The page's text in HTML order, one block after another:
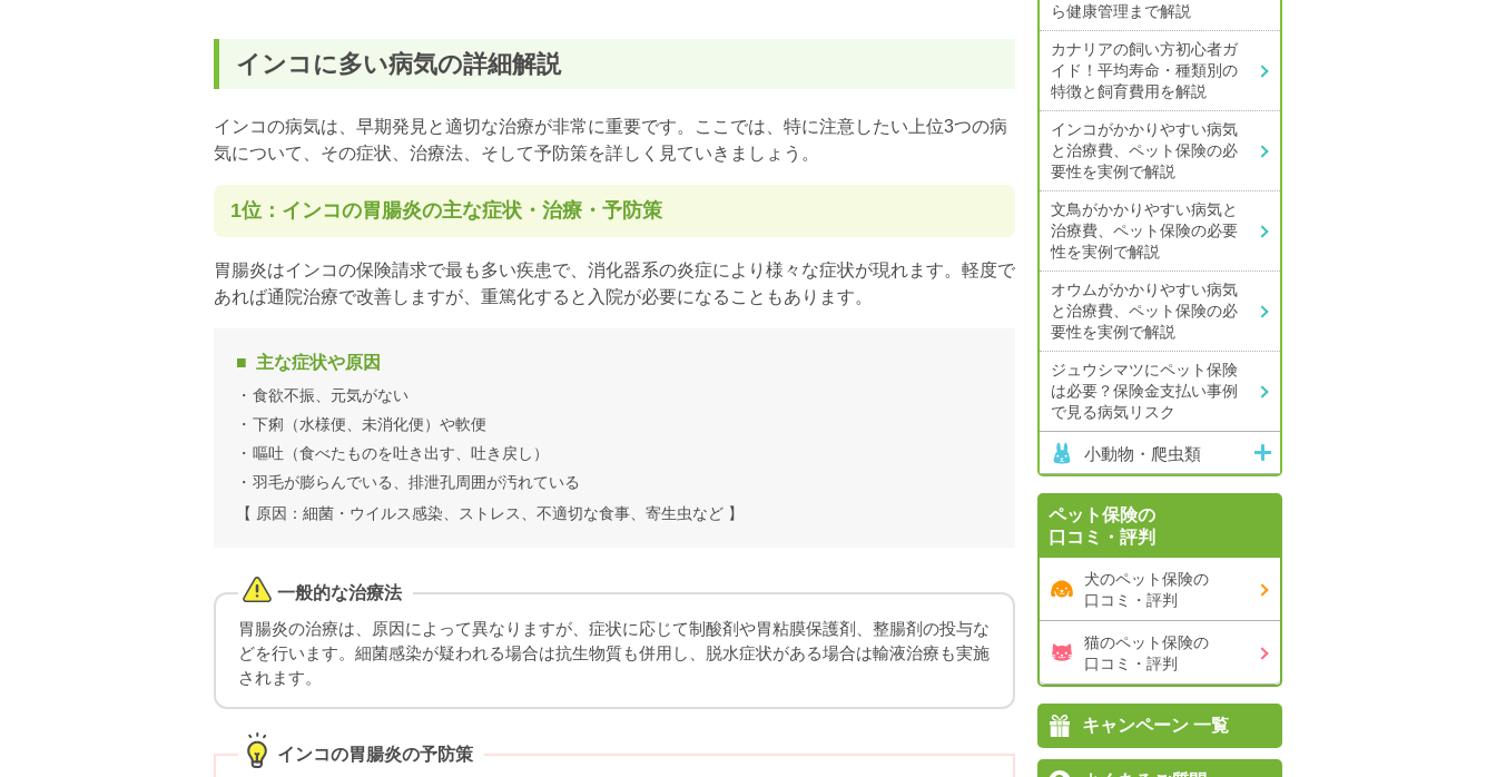
インコに多い病気の詳細解説
インコの病気は、早期発見と適切な治療が非常に重要です。ここでは、特に注意したい上位3つの病
気について、その症状、治療法、そして予防策を詳しく見ていきましょう。
1位：インコの胃腸炎の主な症状・治療・予防策
胃腸炎はインコの保険請求で最も多い疾患で、消化器系の炎症により様々な症状が現れます。軽度で
あれば通院治療で改善しますが、重篤化すると入院が必要になることもあります。
主な症状や原因
食欲不振、元気がない
下痢（水様便、未消化便）や軟便
嘔吐（食べたものを吐き出す、吐き戻し）
羽毛が膨らんでいる、排泄孔周囲が汚れている
【 原因：細菌・ウイルス感染、ストレス、不適切な食事、寄生虫など 】
一般的な治療法
胃腸炎の治療は、原因によって異なりますが、症状に応じて制酸剤や胃粘膜保護剤、整腸剤の投与な
どを行います。細菌感染が疑われる場合は抗生物質も併用し、脱水症状がある場合は輸液治療も実施
されます。
インコの胃腸炎の予防策
ら健康管理まで解説
カナリアの飼い方初心者ガ
イド！ 平均寿命・種類別の
特徴と飼育費用を解説
インコがかかりやすい病気
と治療費、 ペット保険の必
要性を実例で解説
文鳥がかかりやすい病気と
治療費、 ペット保険の必要
性を実例で解説
オウムがかかりやすい病気
と治療費、 ペット保険の必
要性を実例で解説
ジュウシマツにペット保険
は必要？保険金支払い事例
で見る病気リスク
小動物・爬虫類
ペット保険の
口コミ・評判
犬のペット保険の
口コミ・評判
猫のペット保険の
口コミ・評判
キャンペーン 一覧